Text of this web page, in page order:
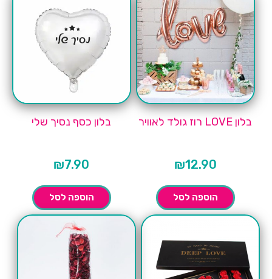
בלון LOVE רוז גולד לאוויר
₪12.90
הוספה לסל
בלון כסף נסיך שלי
₪7.90
הוספה לסל